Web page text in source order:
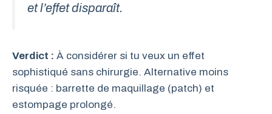
et l’effet disparaît.
Verdict : À considérer si tu veux un effet
sophistiqué sans chirurgie. Alternative moins
risquée : barrette de maquillage (patch) et
estompage prolongé.